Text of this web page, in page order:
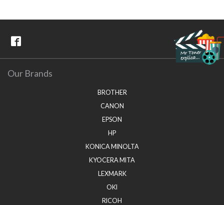
Our Brands
BROTHER
CANON
EPSON
HP
KONICA MINOLTA
KYOCERA MITA
LEXMARK
OKI
RICOH